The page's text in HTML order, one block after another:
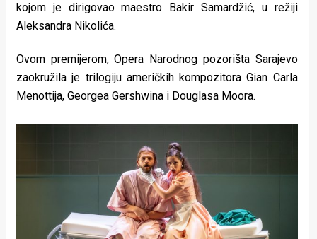
koje
Urban
kojom je dirigovao maestro Bakir Samardžić, u režiji
Aleksandra Nikolića.
Ovom premijerom, Opera Narodnog pozorišta Sarajevo
zaokružila je trilogiju američkih kompozitora Gian Carla
Menottija, Georgea Gershwina i Douglasa Moora.